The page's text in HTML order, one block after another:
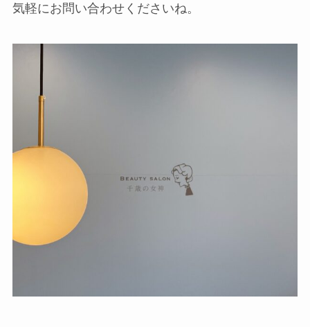
気軽にお問い合わせくださいね。